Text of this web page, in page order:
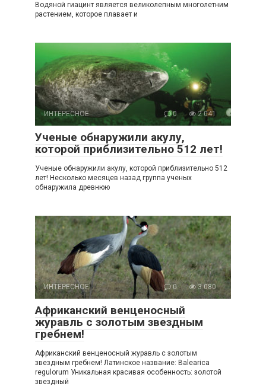
Водяной гиацинт является великолепным многолетним
растением, которое плавает и
ИНТЕРЕСНОЕ 0 2 041
Ученые обнаружили акулу,
которой приблизительно 512 лет!
Ученые обнаружили акулу, которой приблизительно 512
лет! Несколько месяцев назад группа ученых
обнаружила древнюю
ИНТЕРЕСНОЕ 0 3 080
Африканский венценосный
журавль с золотым звездным
гребнем!
Африканский венценосный журавль с золотым
звездным гребнем! Латинское название: Balearica
regulorum Уникальная красивая особенность: золотой
звездный